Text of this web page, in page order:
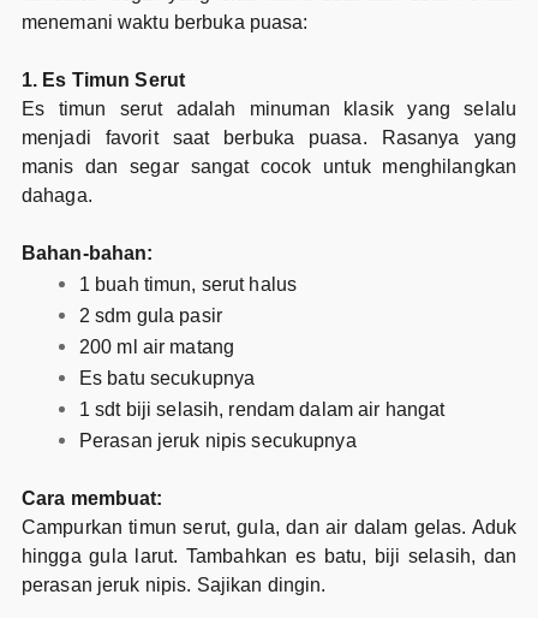
menemani waktu berbuka puasa:
1. Es Timun Serut
Es timun serut adalah minuman klasik yang selalu
menjadi favorit saat berbuka puasa. Rasanya yang
manis dan segar sangat cocok untuk menghilangkan
dahaga.
Bahan-bahan:
1 buah timun, serut halus
2 sdm gula pasir
200 ml air matang
Es batu secukupnya
1 sdt biji selasih, rendam dalam air hangat
Perasan jeruk nipis secukupnya
Cara membuat:
Campurkan timun serut, gula, dan air dalam gelas. Aduk
hingga gula larut. Tambahkan es batu, biji selasih, dan
perasan jeruk nipis. Sajikan dingin.